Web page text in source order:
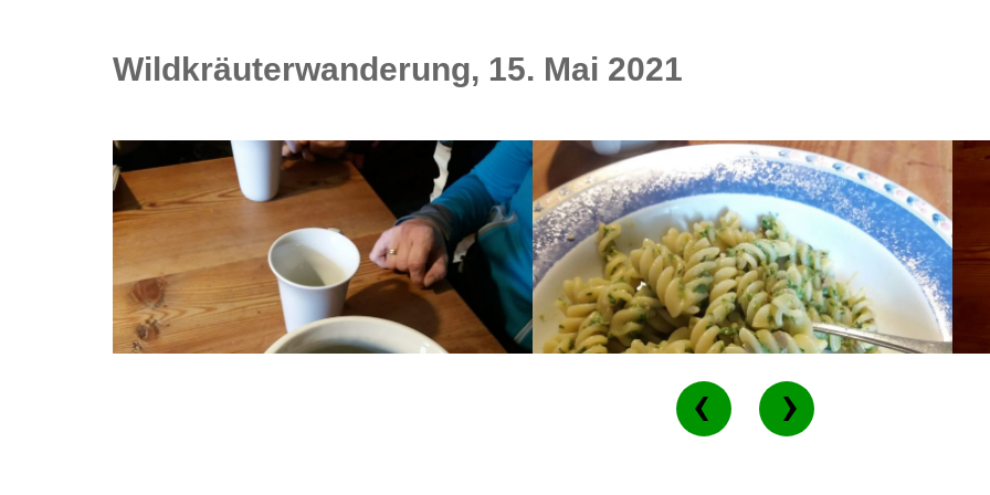
Wildkräuterwanderung, 15. Mai 2021